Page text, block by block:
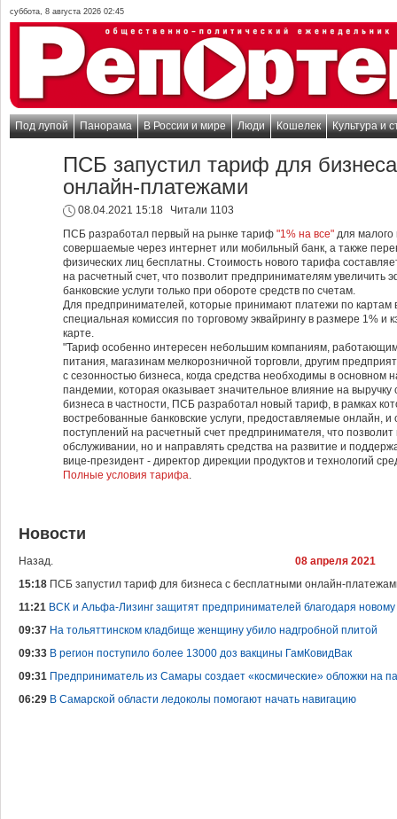
суббота, 8 августа 2026 02:45
Под лупой Панорама В России и мире Люди Кошелек Культура и
ПСБ запустил тариф для
онлайн-платежами
08.04.2021 15:18
Читали 1103
ПСБ разработал первый на рынке тариф "1% на все" для малого
совершаемые через интернет или мобильный банк, а также
физических лиц бесплатны. Стоимость нового тарифа
на расчетный счет, что позволит предпринимателям увеличить
банковские услуги только при обороте средств по счетам.
Для предпринимателей, которые принимают платежи по картам
специальная комиссия по торговому эквайрингу в размере 1% и
карте.
"Тариф особенно интересен небольшим компаниям,
питания, магазинам мелкорозничной торговли, другим
с сезонностью бизнеса, когда средства необходимы в основном
пандемии, которая оказывает значительное влияние на
бизнеса в частности, ПСБ разработал новый тариф, в рамках
востребованные банковские услуги, предоставляемые онлайн,
поступлений на расчетный счет предпринимателя, что позволит
обслуживании, но и направлять средства на развитие и
вице-президент - директор дирекции продуктов и технологий
Полные условия тарифа.
Новости
Назад.
08 апреля 2021
15:18 ПСБ запустил тариф для бизнеса с бесплатными онлайн-
11:21 ВСК и Альфа-Лизинг защитят предпринимателей благодаря новому
09:37 На тольяттинском кладбище женщину убило надгробной плитой
09:33 В регион поступило более 13000 доз вакцины ГамКовидВак
09:31 Предприниматель из Самары создает «космические» обложки на
06:29 В Самарской области ледоколы помогают начать навигацию